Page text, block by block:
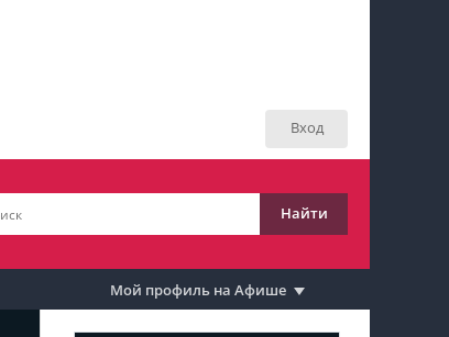
Вход
Найти
Мои тусовки
Мои места
Мой профиль на Афише